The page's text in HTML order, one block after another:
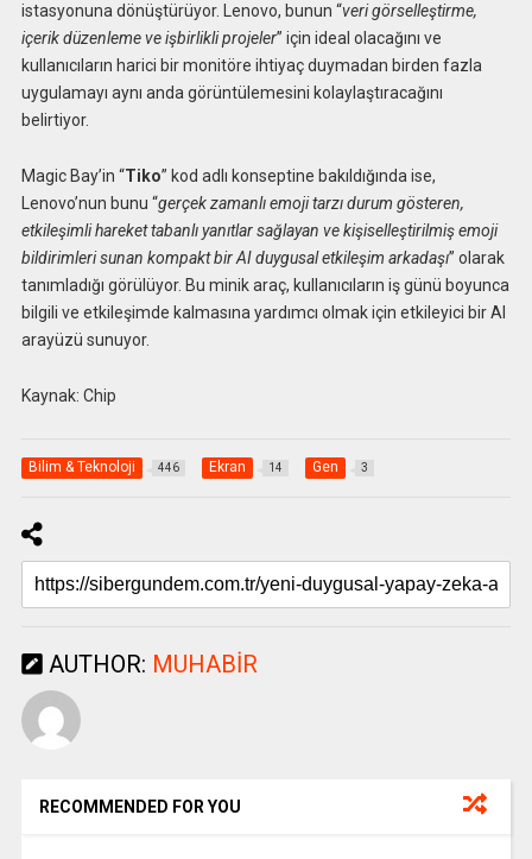
istasyonuna dönüştürüyor. Lenovo, bunun “veri görselleştirme,
içerik düzenleme ve işbirlikli projeler” için ideal olacağını ve
kullanıcıların harici bir monitöre ihtiyaç duymadan birden fazla
uygulamayı aynı anda görüntülemesini kolaylaştıracağını
belirtiyor.
Magic Bay’in “Tiko” kod adlı konseptine bakıldığında ise,
Lenovo’nun bunu “gerçek zamanlı emoji tarzı durum gösteren,
etkileşimli hareket tabanlı yanıtlar sağlayan ve kişiselleştirilmiş emoji
bildirimleri sunan kompakt bir AI duygusal etkileşim arkadaşı” olarak
tanımladığı görülüyor. Bu minik araç, kullanıcıların iş günü boyunca
bilgili ve etkileşimde kalmasına yardımcı olmak için etkileyici bir AI
arayüzü sunuyor.
Kaynak: Chip
Bilim & Teknoloji 446 Ekran 14 Gen 3
AUTHOR: MUHABIR
RECOMMENDED FOR YOU